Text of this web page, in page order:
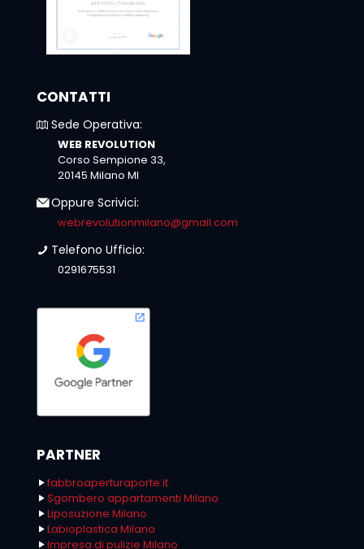
CONTATTI
Sede Operativa:
WEB REVOLUTION
Corso Sempione 33,
20145 Milano MI
Oppure Scrivici:
webrevolutionmilano@gmail.com
Telefono Ufficio:
0291675531
PARTNER
fabbroaperturaporte.it
Sgombero appartamenti Milano
Liposuzione Milano
Labioplastica Milano
Impresa di pulizie Milano